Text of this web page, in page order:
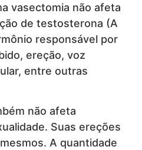
vasectomia não afeta
de testosterona (A
responsável por
ereção, voz
entre outras
não afeta
Suas ereções
A quantidade